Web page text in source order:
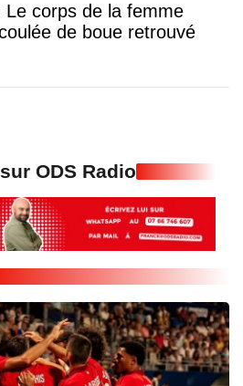
Le corps de la femme
de boue retrouvé
ODS Radio